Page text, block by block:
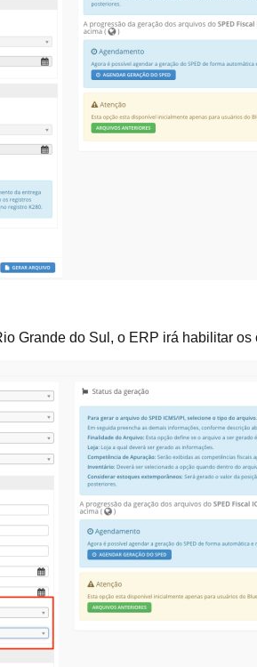
Grande do Sul, o ERP irá habilitar